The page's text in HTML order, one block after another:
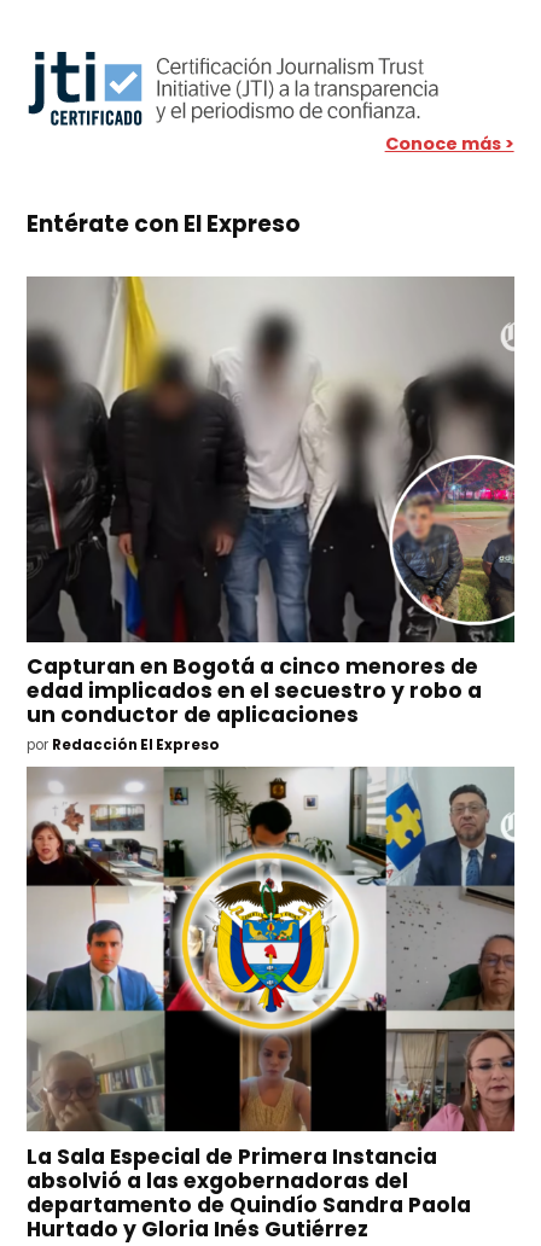
Conoce más >
Entérate con El Expreso
Capturan en Bogotá a cinco menores de
edad implicados en el secuestro y robo a
un conductor de aplicaciones
por Redacción El Expreso
La Sala Especial de Primera Instancia
absolvió a las exgobernadoras del
departamento de Quindío Sandra Paola
Hurtado y Gloria Inés Gutiérrez